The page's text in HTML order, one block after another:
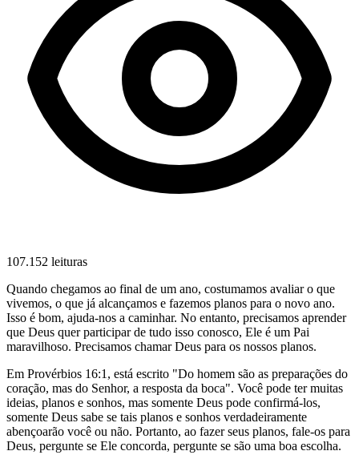
107.152 leituras
Quando chegamos ao final de um ano, costumamos avaliar o que
vivemos, o que já alcançamos e fazemos planos para o novo ano.
Isso é bom, ajuda-nos a caminhar. No entanto, precisamos aprender
que Deus quer participar de tudo isso conosco, Ele é um Pai
maravilhoso. Precisamos chamar Deus para os nossos planos.
Em Provérbios 16:1, está escrito "Do homem são as preparações do
coração, mas do Senhor, a resposta da boca". Você pode ter muitas
ideias, planos e sonhos, mas somente Deus pode confirmá-los,
somente Deus sabe se tais planos e sonhos verdadeiramente
abençoarão você ou não. Portanto, ao fazer seus planos, fale-os para
Deus, pergunte se Ele concorda, pergunte se são uma boa escolha.